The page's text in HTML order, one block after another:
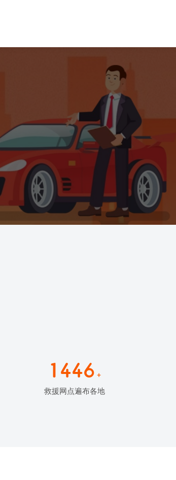
1446 +
救援网点遍布各地